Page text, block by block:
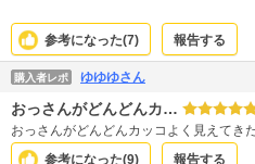
参考になった(7) 報告する
購入者レポ ゆゆゆさん
おっさんがどんどんカ…
おっさんがどんどんカッコよく見えてき
参考になった(9) 報告する